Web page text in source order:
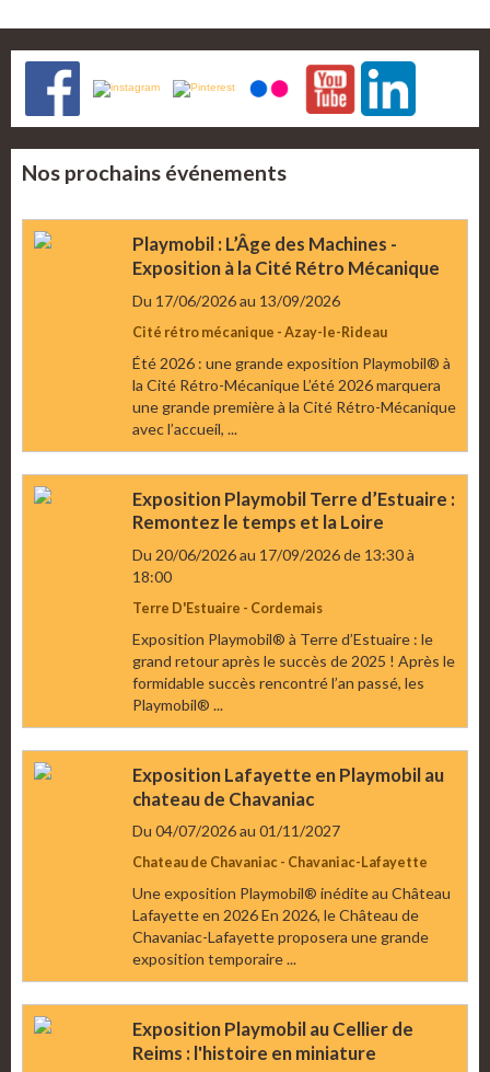
Nos prochains événements
Playmobil : L’Âge des Machines -
Exposition à la Cité Rétro Mécanique
Du 17/06/2026au 13/09/2026
Cité rétro mécanique - Azay-le-Rideau
Été 2026 : une grande exposition Playmobil® à
la Cité Rétro-Mécanique L’été 2026 marquera
une grande première à la Cité Rétro-Mécanique
avec l’accueil, ...
Exposition Playmobil Terre d’Estuaire :
Remontez le temps et la Loire
Du 20/06/2026au 17/09/2026de 13:30à
18:00
Terre D'Estuaire - Cordemais
Exposition Playmobil® à Terre d’Estuaire : le
grand retour après le succès de 2025 ! Après le
formidable succès rencontré l’an passé, les
Playmobil® ...
Exposition Lafayette en Playmobil au
chateau de Chavaniac
Du 04/07/2026au 01/11/2027
Chateau de Chavaniac - Chavaniac-Lafayette
Une exposition Playmobil® inédite au Château
Lafayette en 2026 En 2026, le Château de
Chavaniac-Lafayette proposera une grande
exposition temporaire ...
Exposition Playmobil au Cellier de
Reims : l'histoire en miniature